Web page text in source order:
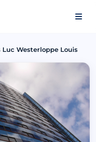
Luc Westerloppe Louis